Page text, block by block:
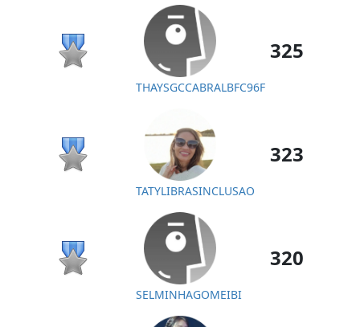
THAYSGCCABRALBFC96F
325
TATYLIBRASINCLUSAO
323
SELMINHAGOMEIBI
320